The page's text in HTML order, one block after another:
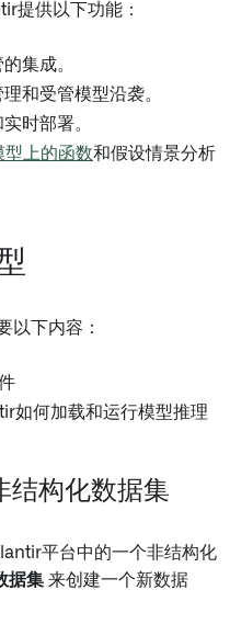
提供以下功能：
集成。
和受管模型沿袭。
时部署。
型上的函数和假设情景分析
以下内容：
如何加载和运行模型推理
结构化数据集
平台中的一个非结构化
据集 来创建一个新数据